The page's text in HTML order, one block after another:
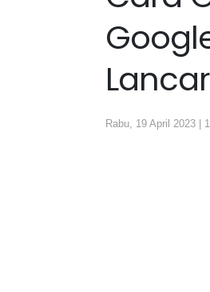
Lancar
Rabu, 19 April 2023 |